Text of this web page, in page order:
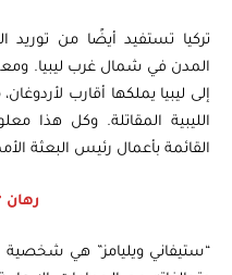
تركيا تستفيد أيضًا من توريد
المدن في شمال غرب ليبيا.
إلى ليبيا يملكها أقارب
الليبية المقاتلة. وكل هذا
القائمة بأعمال رئيس البعثة
رهان
“ستيفاني ويليامز” هي شخصية